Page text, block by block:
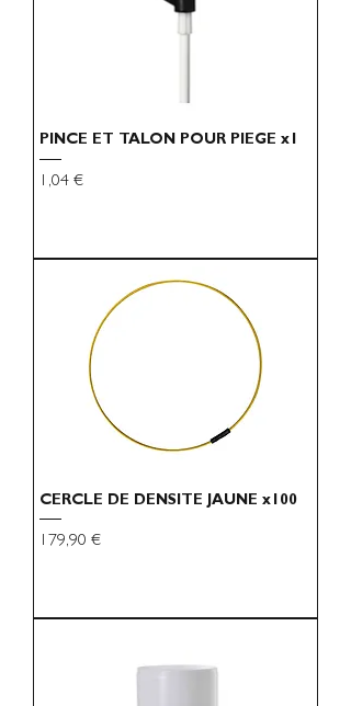
PINCE ET TALON POUR PIEGE x1
Preço
1,04 €
CERCLE DE DENSITE JAUNE x100
Preço
179,90 €